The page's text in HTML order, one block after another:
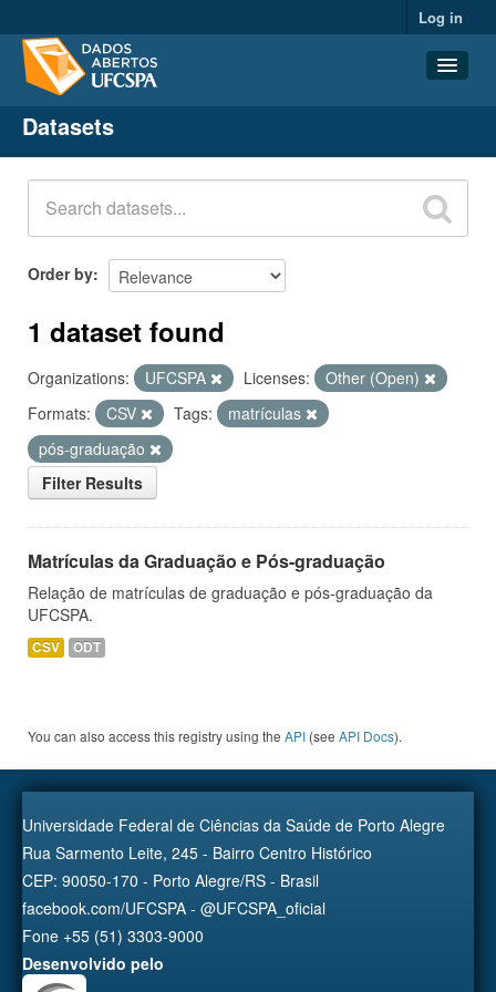
Log in
Datasets
Organizations
Groups
About
Datasets
Order by
1 dataset found
Organizations: UFCSPA Licenses:
Other (Open)
Formats:
CSV Tags:
matrículas
pós-graduação
Filter Results
Matrículas da Graduação e Pós-graduação
Relação de matrículas de graduação e pós-graduação da
UFCSPA.
CSV ODT
You can also access this registry using the API (see API Docs).
Universidade Federal de Ciências da Saúde de Porto Alegre
Rua Sarmento Leite, 245 - Bairro Centro Histórico
CEP: 90050-170 - Porto Alegre/RS - Brasil
facebook.com/UFCSPA - @UFCSPA_oficial
Fone +55 (51) 3303-9000
Desenvolvido pelo